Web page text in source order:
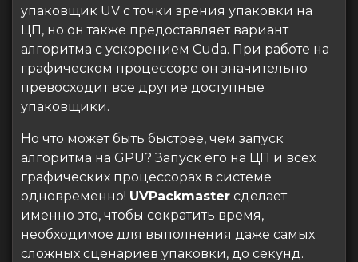
упаковщик UV с точки зрения упаковки на
ЦП, но он также предоставляет вариант
алгоритма с ускорением Cuda. При работе на
графическом процессоре он значительно
превосходит все другие доступные
упаковщики.
Но что может быть быстрее, чем запуск
алгоритма на GPU? Запуск его на ЦП и всех
графических процессорах в системе
одновременно! UVPackmaster сделает
именно это, чтобы сократить время,
необходимое для выполнения даже самых
сложных сценариев упаковки, до секунд.